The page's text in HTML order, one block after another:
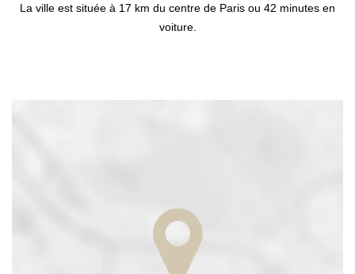
La ville est située à 17 km du centre de Paris ou 42 minutes en
voiture.